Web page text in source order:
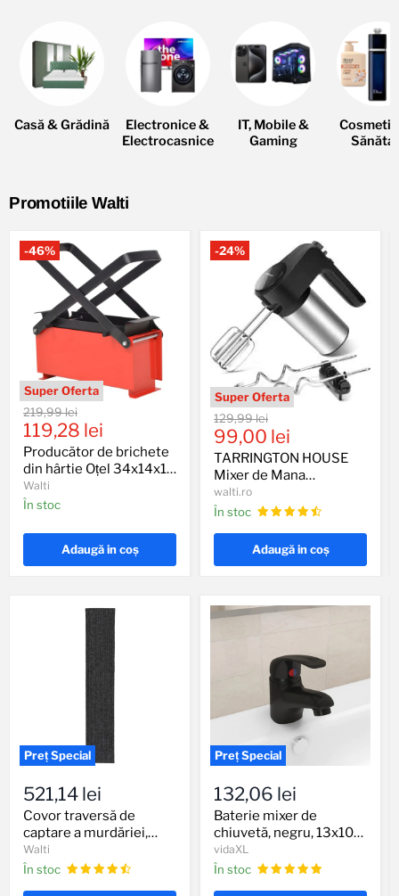
Casă & Grădină
Electronice &
Electrocasnice
IT, Mobile &
Gaming
Promotiile Walti
-46%
Producător
de
brichete
din
hârtie
Oțel
34x14x14
cm
și
Preț
original
219,99 lei
Preț
actual
119,28 lei
Producător de brichete
din hârtie Oțel 34x14x14
cm Negru și Roșu
Walti
În stoc
Adaugă in coş
-24%
TARRINGTON
HOUSE
Mixer
de
Mana
HM4023S
400
W
Preț
original
129,99 lei
Preț
actual
99,00 lei
TARRINGTON HOUSE
Mixer de Mana
HM4023S 400 W
walti.ro
În stoc
Adaugă in coş
traversă
de
captare
a
murdăriei,
antracit,
100x500
521,14 lei
Covor traversă de
captare a murdăriei,
antracit, 100x500 cm
Walti
În stoc
mixer
de
chiuvetă,
negru,
13x10
cm
132,06 lei
Baterie mixer de
chiuvetă, negru, 13x10
cm
vidaXL
În stoc